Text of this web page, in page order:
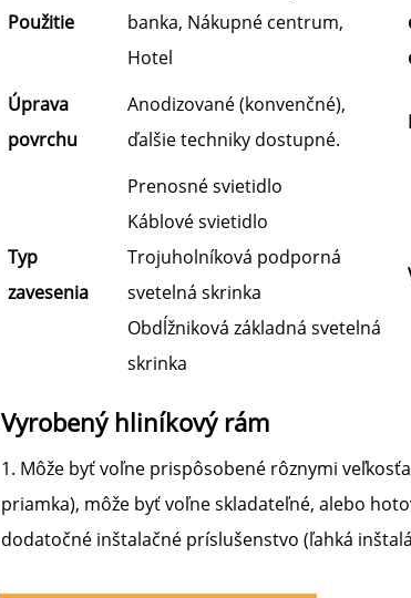
Použitie
banka, Nákupné centrum,
Hotel
Úprava
povrchu
Anodizované (konvenčné),
ďalšie techniky dostupné.
Typ
zavesenia
Prenosné svietidlo
Káblové svietidlo
Trojuholníková podporná
svetelná skrinka
Obdĺžniková základná svetelná
skrinka
Vyrobený hliníkový rám
1. Môže byť voľne prispôsobené rôznymi
priamka), môže byť voľne skladateľné, alebo
dodatočné inštalačné príslušenstvo (ľahká